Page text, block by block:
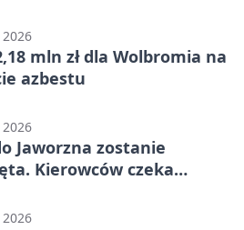
mln zł dla Wolbromia na
azbestu
Jaworzna zostanie
Kierowców czeka